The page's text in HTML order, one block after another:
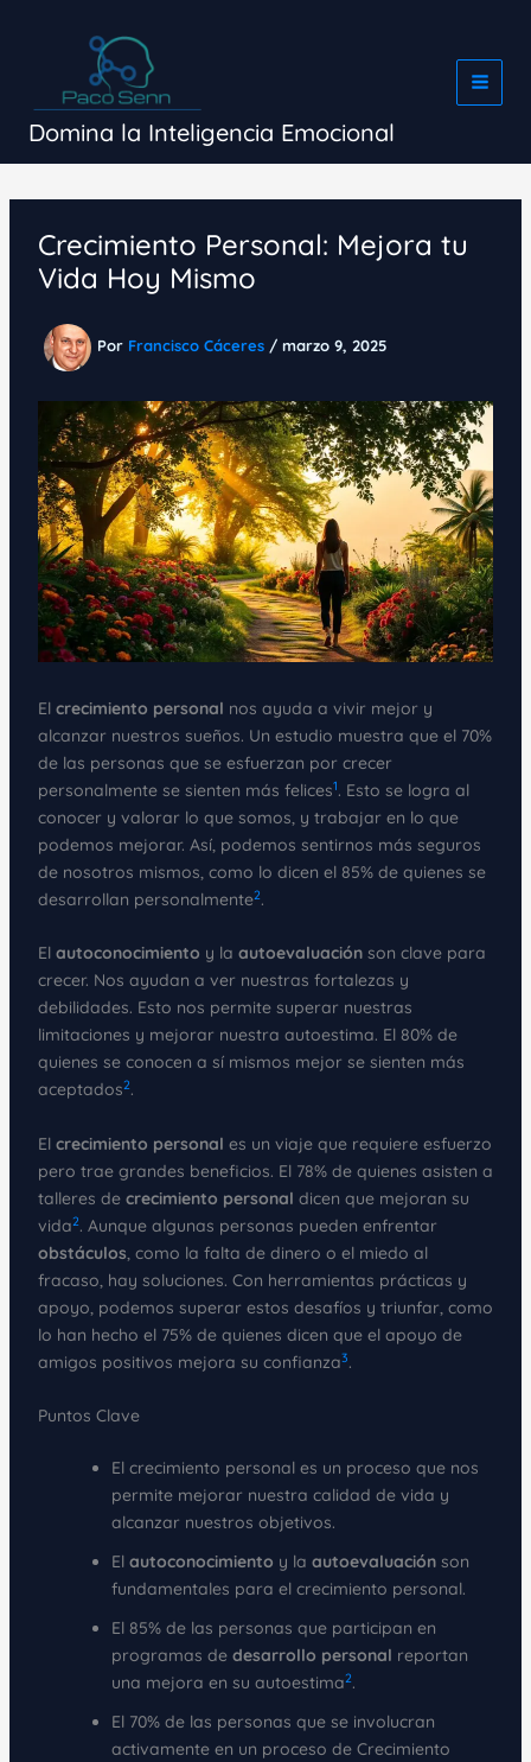
Domina la Inteligencia Emocional
Crecimiento Personal: Mejora tu
Vida Hoy Mismo
Por Francisco Cáceres / marzo 9, 2025
El crecimiento personal nos ayuda a vivir mejor y
alcanzar nuestros sueños. Un estudio muestra que el 70%
de las personas que se esfuerzan por crecer
personalmente se sienten más felices1. Esto se logra al
conocer y valorar lo que somos, y trabajar en lo que
podemos mejorar. Así, podemos sentirnos más seguros
de nosotros mismos, como lo dicen el 85% de quienes se
desarrollan personalmente2.
El autoconocimiento y la autoevaluaciónson clave para
crecer. Nos ayudan a ver nuestras fortalezas y
debilidades. Esto nos permite superar nuestras
limitaciones y mejorar nuestra autoestima. El 80% de
quienes se conocen a sí mismos mejor se sienten más
aceptados2.
El crecimiento personal es un viaje que requiere esfuerzo
pero trae grandes beneficios. El 78% de quienes asisten a
talleres de crecimiento personal dicen que mejoran su
vida2. Aunque algunas personas pueden enfrentar
obstáculos, como la falta de dinero o el miedo al
fracaso, hay soluciones. Con herramientas prácticas y
apoyo, podemos superar estos desafíos y triunfar, como
lo han hecho el 75% de quienes dicen que el apoyo de
amigos positivos mejora su confianza3.
Puntos Clave
El crecimiento personal es un proceso que nos
permite mejorar nuestra calidad de vida y
alcanzar nuestros objetivos.
El autoconocimiento y la autoevaluaciónson
fundamentales para el crecimiento personal.
El 85% de las personas que participan en
programas de desarrollo personal reportan
una mejora en su autoestima2.
El 70% de las personas que se involucran
activamente en un proceso de Crecimiento